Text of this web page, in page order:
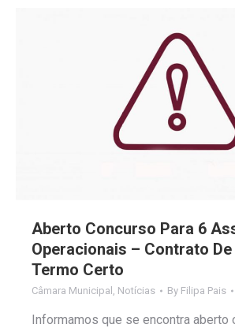
Aberto Concurso Para 6
Operacionais – Contrato
Termo Certo
Câmara Municipal Notícias By Filipa Pais
Informamos que se encontra aberto